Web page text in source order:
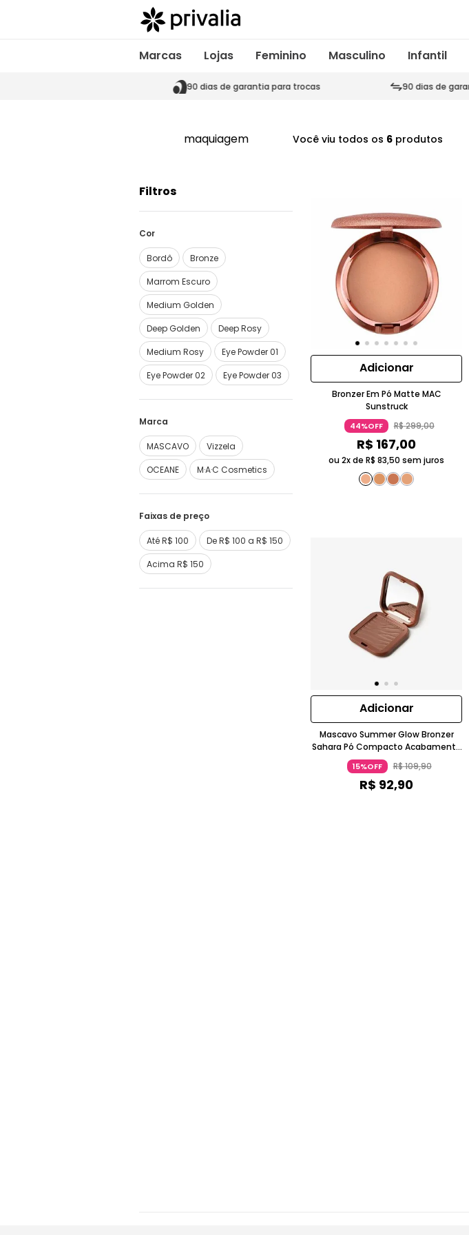
Marcas Lojas Feminino Masculino Infantil
90 dias de garantia para trocas 90 dias de
maquiagem Você viu todos os 6 produtos
Filtros
Cor
Bordô
Bronze
Marrom Escuro
Medium Golden
Deep Golden
Deep Rosy
Medium Rosy
Eye Powder 01
Eye Powder 02
Eye Powder 03
Marca
MASCAVO
Vizzela
OCEANE
M·A·C Cosmetics
Faixas de preço
Até R$ 100
De R$ 100 a R$ 150
Acima R$ 150
Adicionar
Bronzer Em Pó Matte MAC
Sunstruck
44%OFF R$299,00
R$ 167,00
ou 2x deR$ 83,50 sem juros
Adicionar
Mascavo Summer Glow Bronzer
Sahara Pó Compacto Acabamento
Natural Luminoso Bronze Mascavo
15%OFF R$109,90
R$ 92,90